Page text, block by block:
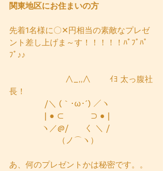
関東地区にお住まいの方
先着1名様に〇✕円相当の素敵なプレゼ
ント差し上げま～す！！！！！ﾊﾟﾌﾟﾊﾟ
ﾌﾟ♪♪
∧_,,∧ 　　ｲﾖ 太っ腹社
長！
/＼ (｀･ω･´) ／ヽ
| ● ⊂　　　 ⊃ ● |
ヽ／@/ 　  く ＼ /
（ノ⌒ヽ）
あ、何のプレゼントかは秘密です。。